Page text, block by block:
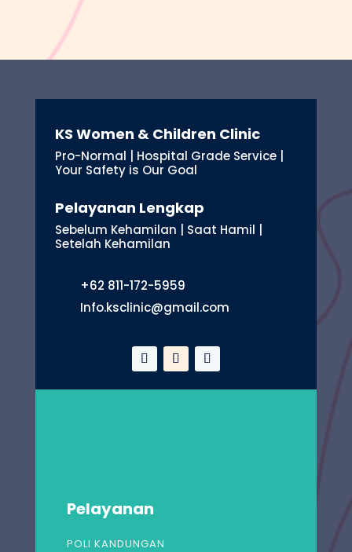
KS Women & Children Clinic
Pro-Normal | Hospital Grade Service |
Your Safety is Our Goal
Pelayanan Lengkap
Sebelum Kehamilan | Saat Hamil |
Setelah Kehamilan
+62 811-172-5959
Info.ksclinic@gmail.com
Pelayanan
POLI KANDUNGAN